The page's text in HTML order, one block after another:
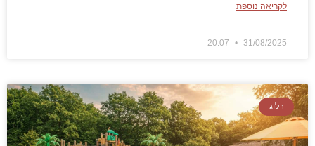
לקריאה נוספת
31/08/2025
בלוג